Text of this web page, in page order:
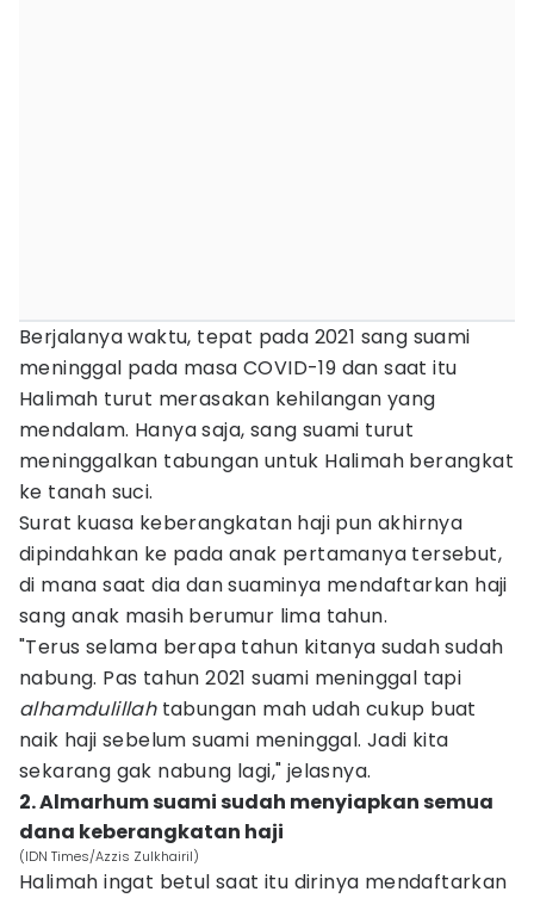
Berjalanya waktu, tepat pada 2021 sang suami
meninggal pada masa COVID-19 dan saat itu
Halimah turut merasakan kehilangan yang
mendalam. Hanya saja, sang suami turut
meninggalkan tabungan untuk Halimah berangkat
ke tanah suci.
Surat kuasa keberangkatan haji pun akhirnya
dipindahkan ke pada anak pertamanya tersebut,
di mana saat dia dan suaminya mendaftarkan haji
sang anak masih berumur lima tahun.
"Terus selama berapa tahun kitanya sudah sudah
nabung. Pas tahun 2021 suami meninggal tapi
alhamdulillahtabungan mah udah cukup buat
naik haji sebelum suami meninggal. Jadi kita
sekarang gak nabung lagi," jelasnya.
2. Almarhum suami sudah menyiapkan semua
dana keberangkatan haji
(IDN Times/Azzis Zulkhairil)
Halimah ingat betul saat itu dirinya mendaftarkan